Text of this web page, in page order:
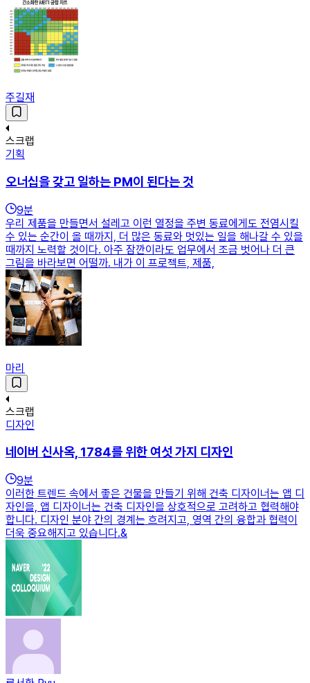
주길재
스크랩
기획
오너십을 갖고 일하는 PM이 된다는 것
9분
우리 제품을 만들면서 설레고 이런 열정을 주변 동료에게도 전염시킬
수 있는 순간이 올 때까지, 더 많은 동료와 멋있는 일을 해나갈 수 있을
때까지 노력할 것이다. 아주 잠깐이라도 업무에서 조금 벗어나 더 큰
그림을 바라보면 어떨까. 내가 이 프로젝트, 제품,
마리
스크랩
디자인
네이버 신사옥, 1784를 위한 여섯 가지 디자인
9분
이러한 트렌드 속에서 좋은 건물을 만들기 위해 건축 디자이너는 앱 디
자인을, 앱 디자이너는 건축 디자인을 상호적으로 고려하고 협력해야
합니다. 디자인 분야 간의 경계는 흐려지고, 영역 간의 융합과 협력이
더욱 중요해지고 있습니다.&